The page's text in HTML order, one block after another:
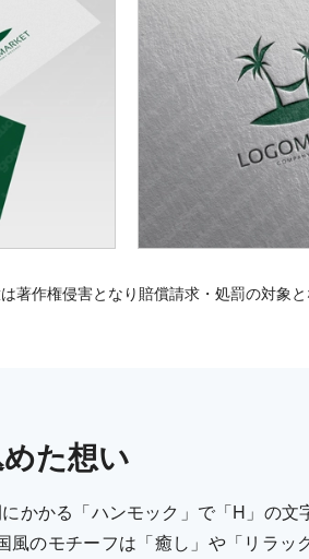
著作権侵害となり賠償請求・処罰の対象と
た想い
かかる「ハンモック」で「H」の文
風のモチーフは「癒し」や「リラッ